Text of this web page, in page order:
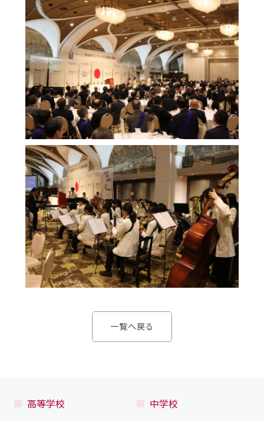
今月の予定
よくある質問
教員募集
明訓同窓会
動画ライブラリー
MEIKUNサポート（ご支援のお願い）
明訓チャンネル
お問い合わせ サイトマップ
プライバシーポリシー
学校案内
新着情報
明訓の学び（カリキュラムポリシー）
施設紹介
今月の予定
よくある質問
教員募集
明訓同窓会
動画ライブラリー
MEIKUNサポート（ご支援のお願い）
明訓チャンネル
プライバシーポリシー一覧へ戻る
高等学校 中学校